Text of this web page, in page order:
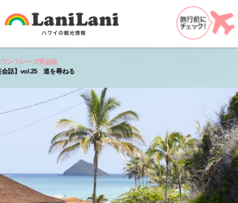
ンフレーズ英会話
会話】vol.25 道を尋ねる